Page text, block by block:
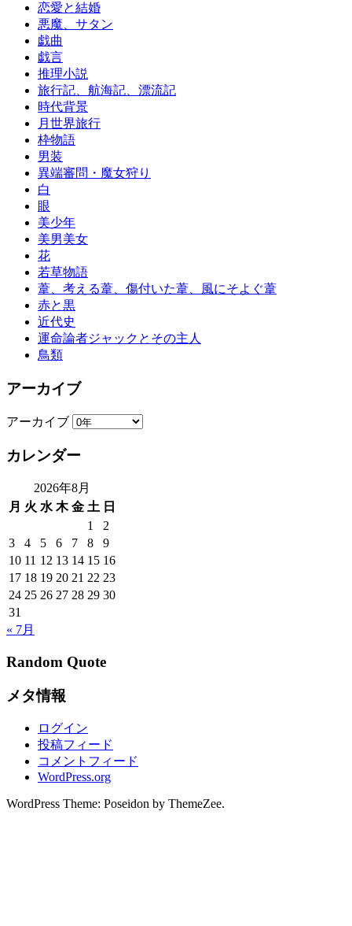
恋愛と結婚
悪魔、サタン
戯曲
戯言
推理小説
旅行記、航海記、漂流記
時代背景
月世界旅行
枠物語
男装
異端審問・魔女狩り
白
眼
美少年
美男美女
花
若草物語
葦、考える葦、傷付いた葦、風にそよぐ葦
赤と黒
近代史
運命論者ジャックとその主人
鳥類
アーカイブ
アーカイブ
カレンダー
2026年8月
月 火 水 木 金 土 日
1
2
3
4 5 6 7 8
9
10 11 12 13 14 15 16
17 18 19 20 21 22 23
24 25 26 27 28 29 30
31
« 7月
Random Quote
メタ情報
ログイン
投稿フィード
コメントフィード
WordPress.org
WordPress Theme: Poseidon by ThemeZee.